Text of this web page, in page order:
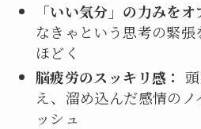
「いい気分」の力みをオ
なきゃという思考の緊張
ほどく
脳疲労のスッキリ感：
え、溜め込んだ感情の
ッシュ